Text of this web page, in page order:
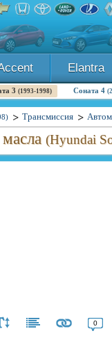
Elantra
3 (1993-1998) Соната 4
Трансмиссия
(Hyundai
0